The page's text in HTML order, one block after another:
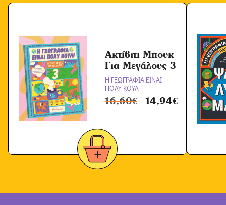
Ακτίβιτι Μπουκ
Για Μεγάλους 3
Η ΓΕΩΓΡΑΦΙΑ ΕΙΝΑΙ
ΠΟΛΥ ΚΟΥΛ
16,60€ 14,94€